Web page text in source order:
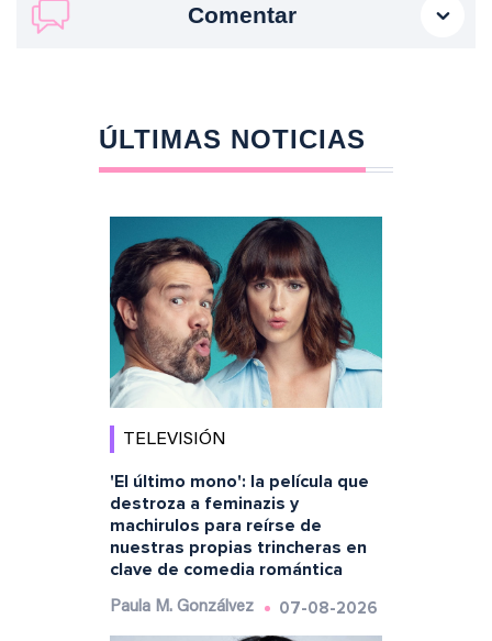
Comentar
ÚLTIMAS NOTICIAS
TELEVISIÓN
'El último mono': la película que
destroza a feminazis y
machirulos para reírse de
nuestras propias trincheras en
clave de comedia romántica
Paula M. Gonzálvez 07-08-2026